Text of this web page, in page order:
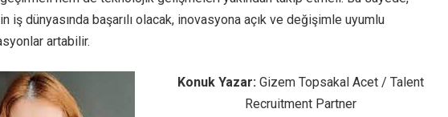
iş dünyasında başarılı olacak, inovasyona açık ve değişimle uyumlu
artabilir.
Konuk Yazar: Gizem Topsakal Acet / Talent
Recruitment Partner